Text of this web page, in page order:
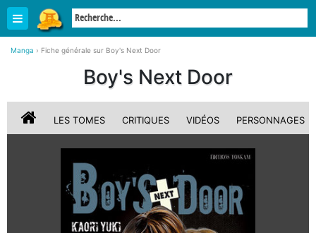
Manga › Fiche générale sur Boy's Next Door
Boy's Next Door
LES TOMES CRITIQUES VIDÉOS PERSONNAGES